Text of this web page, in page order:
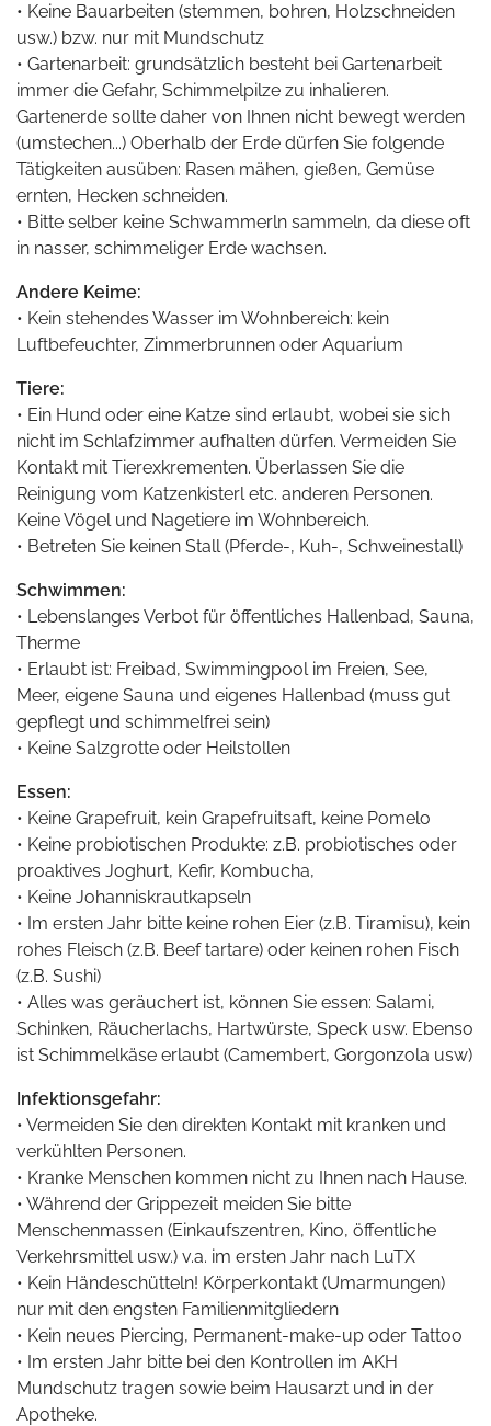
• Keine Bauarbeiten (stemmen, bohren, Holzschneiden
usw.) bzw. nur mit Mundschutz
• Gartenarbeit: grundsätzlich besteht bei Gartenarbeit
immer die Gefahr, Schimmelpilze zu inhalieren.
Gartenerde sollte daher von Ihnen nicht bewegt werden
(umstechen...) Oberhalb der Erde dürfen Sie folgende
Tätigkeiten ausüben: Rasen mähen, gießen, Gemüse
ernten, Hecken schneiden.
• Bitte selber keine Schwammerln sammeln, da diese oft
in nasser, schimmeliger Erde wachsen.
Andere Keime:
• Kein stehendes Wasser im Wohnbereich: kein
Luftbefeuchter, Zimmerbrunnen oder Aquarium
Tiere:
• Ein Hund oder eine Katze sind erlaubt, wobei sie sich
nicht im Schlafzimmer aufhalten dürfen. Vermeiden Sie
Kontakt mit Tierexkrementen. Überlassen Sie die
Reinigung vom Katzenkisterl etc. anderen Personen.
Keine Vögel und Nagetiere im Wohnbereich.
• Betreten Sie keinen Stall (Pferde-, Kuh-, Schweinestall)
Schwimmen:
• Lebenslanges Verbot für öffentliches Hallenbad, Sauna,
Therme
• Erlaubt ist: Freibad, Swimmingpool im Freien, See,
Meer, eigene Sauna und eigenes Hallenbad (muss gut
gepflegt und schimmelfrei sein)
• Keine Salzgrotte oder Heilstollen
Essen:
• Keine Grapefruit, kein Grapefruitsaft, keine Pomelo
• Keine probiotischen Produkte: z.B. probiotisches oder
proaktives Joghurt, Kefir, Kombucha,
• Keine Johanniskrautkapseln
• Im ersten Jahr bitte keine rohen Eier (z.B. Tiramisu), kein
rohes Fleisch (z.B. Beef tartare) oder keinen rohen Fisch
(z.B. Sushi)
• Alles was geräuchert ist, können Sie essen: Salami,
Schinken, Räucherlachs, Hartwürste, Speck usw. Ebenso
ist Schimmelkäse erlaubt (Camembert, Gorgonzola usw)
Infektionsgefahr:
• Vermeiden Sie den direkten Kontakt mit kranken und
verkühlten Personen.
• Kranke Menschen kommen nicht zu Ihnen nach Hause.
• Während der Grippezeit meiden Sie bitte
Menschenmassen (Einkaufszentren, Kino, öffentliche
Verkehrsmittel usw.) v.a. im ersten Jahr nach LuTX
• Kein Händeschütteln! Körperkontakt (Umarmungen)
nur mit den engsten Familienmitgliedern
• Kein neues Piercing, Permanent-make-up oder Tattoo
• Im ersten Jahr bitte bei den Kontrollen im AKH
Mundschutz tragen sowie beim Hausarzt und in der
Apotheke.